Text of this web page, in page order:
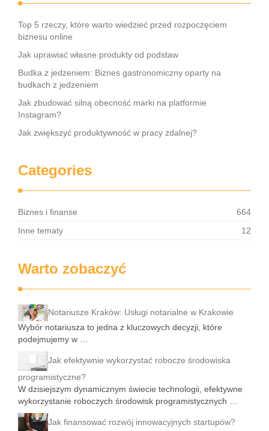
Top 5 rzeczy, które warto wiedzieć przed rozpoczęciem
biznesu online
Jak uprawiać własne produkty od podstaw
Budka z jedzeniem: Biznes gastronomiczny oparty na
budkach z jedzeniem
Jak zbudować silną obecność marki na platformie
Instagram?
Jak zwiększyć produktywność w pracy zdalnej?
Categories
Biznes i finanse
664
Inne tematy
12
Warto zobaczyć
Notariusze Kraków: Usługi notarialne w Krakowie
Wybór notariusza to jedna z kluczowych decyzji, które
podejmujemy w …
Jak efektywnie wykorzystać robocze środowiska
programistyczne?
W dzisiejszym dynamicznym świecie technologii, efektywne
wykorzystanie roboczych środowisk programistycznych …
Jak finansować rozwój innowacyjnych startupów?